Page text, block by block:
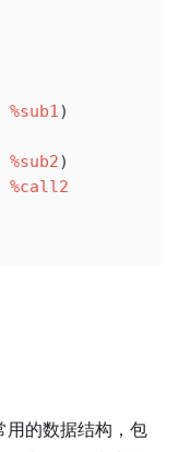
%sub1)
%sub2)
%call2
用的数据结构，包